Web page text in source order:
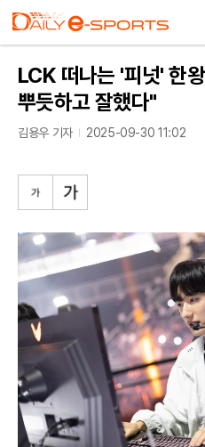
LCK 떠나는 '피넛' 한
뿌듯하고 잘했다"
김용우 기자 2025-09-30 11:02